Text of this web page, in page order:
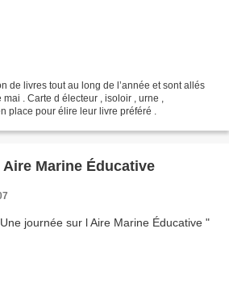
de livres tout au long de l’année et sont allés
. Carte d électeur , isoloir , urne ,
place pour élire leur livre préféré .
Une journée sur l Aire Marine Éducative